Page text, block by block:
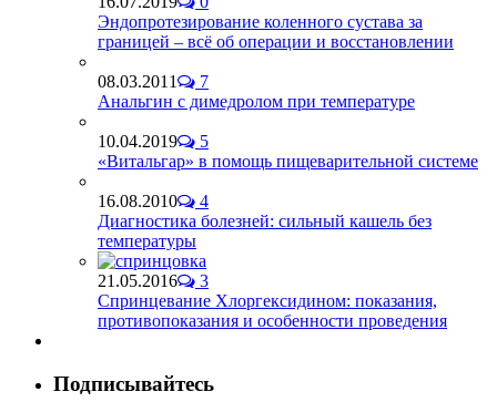
Эндопротезирование коленного сустава за
границей – всё об операции и восстановлении
08.03.2011
7
Анальгин с димедролом при температуре
10.04.2019
5
«Витальгар» в помощь пищеварительной системе
16.08.2010
4
Диагностика болезней: сильный кашель без
температуры
21.05.2016
3
Спринцевание Хлоргексидином: показания,
противопоказания и особенности проведения
Подписывайтесь